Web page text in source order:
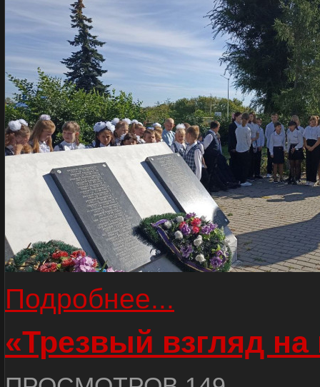
Подробнее...
«Трезвый взгляд на